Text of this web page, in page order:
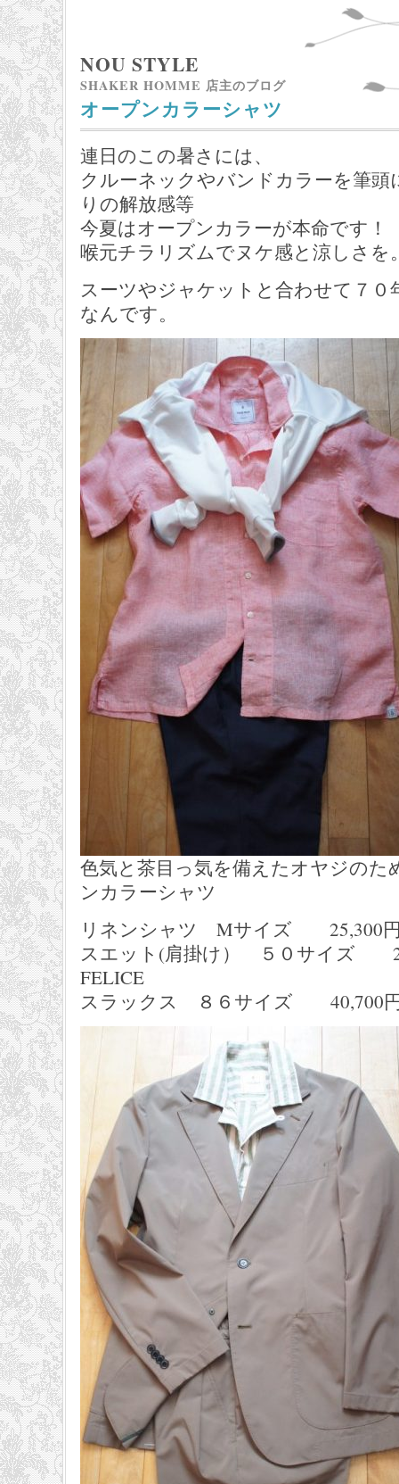
NOU STYLE
SHAKER HOMME 店主のブログ
オープンカラーシャツ
連日のこの暑さには、
クルーネックやバンドカラーを筆頭
りの解放感等
今夏はオープンカラーが本命です！
喉元チラリズムでヌケ感と涼しさを
スーツやジャケットと合わせて７
なんです。
色気と茶目っ気を備えたオヤジのた
ンカラーシャツ
リネンシャツ Mサイズ 25,300円
スエット(肩掛け） ５０サイズ
FELICE
スラックス ８６サイズ 40,700